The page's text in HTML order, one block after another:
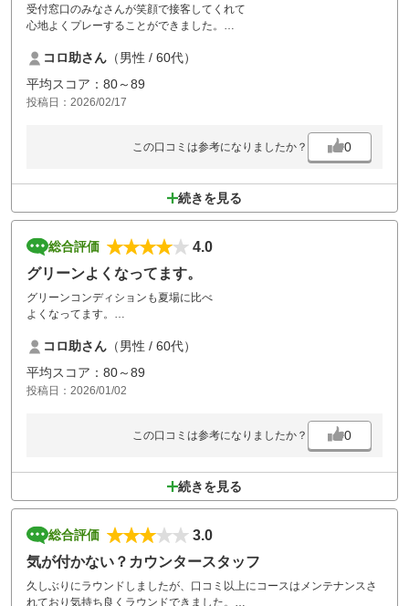
受付窓口のみなさんが笑顔で接客してくれて
心地よくプレーすることができました。
食事も美味しくよかったです。
また来月行きます！
コロ助さん （男性 / 60代）
平均スコア：80～89
投稿日：2026/02/17
この口コミは参考になりましたか？ 0
続きを見る
総合評価
4.0
グリーンよくなってます。
グリーンコンディションも夏場に比べ
よくなってます。
もうちょっとコスパがいいと最高です。
コロ助さん （男性 / 60代）
平均スコア：80～89
投稿日：2026/01/02
この口コミは参考になりましたか？ 0
続きを見る
総合評価
3.0
気が付かない？カウンタースタッフ
久しぶりにラウンドしましたが、口コミ以上にコースはメンテナンスさ
れており気持ち良くラウンドできました。